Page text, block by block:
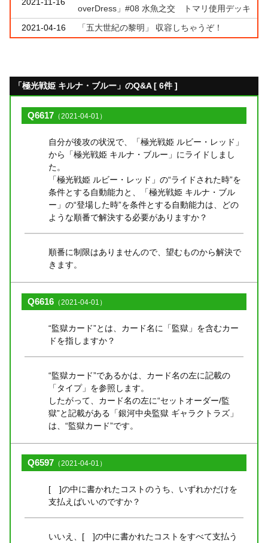
overDress」#08 水魚之交 トマリ使用デッキ
2021-04-16
「五大世紀の黎明」 収容しちゃうぞ！
「極光戦姫 キルナ・ブルー」のQ&A [ 6件 ]
Q6617 （2021-04-01）
自分が後攻の状況で、「極光戦姫 ルビー・レッド」
から「極光戦姫 キルナ・ブルー」にライドしまし
た。
「極光戦姫 ルビー・レッド」の“ライドされた時”を
条件とする自動能力と、「極光戦姫 キルナ・ブル
ー」の“登場した時”を条件とする自動能力は、どの
ような順番で解決する必要がありますか？
順番に制限はありませんので、望むものから解決で
きます。
Q6616 （2021-04-01）
“監獄カード”とは、カード名に「監獄」を含むカー
ドを指しますか？
“監獄カード”であるかは、カード名の左に記載の
「タイプ」を参照します。
したがって、カード名の左に“セットオーダー/監
獄”と記載がある「銀河中央監獄 ギャラクトラズ」
は、“監獄カード”です。
Q6597 （2021-04-01）
[ ]の中に書かれたコストのうち、いずれかだけを
支払えばいいのですか？
いいえ、[ ]の中に書かれたコストをすべて支払う